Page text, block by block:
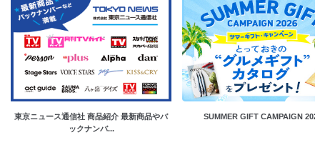
東京ニュース通信社 商品紹介 最新商品やバ
ックナンバ...
SUMMER GIFT CAMPAIGN